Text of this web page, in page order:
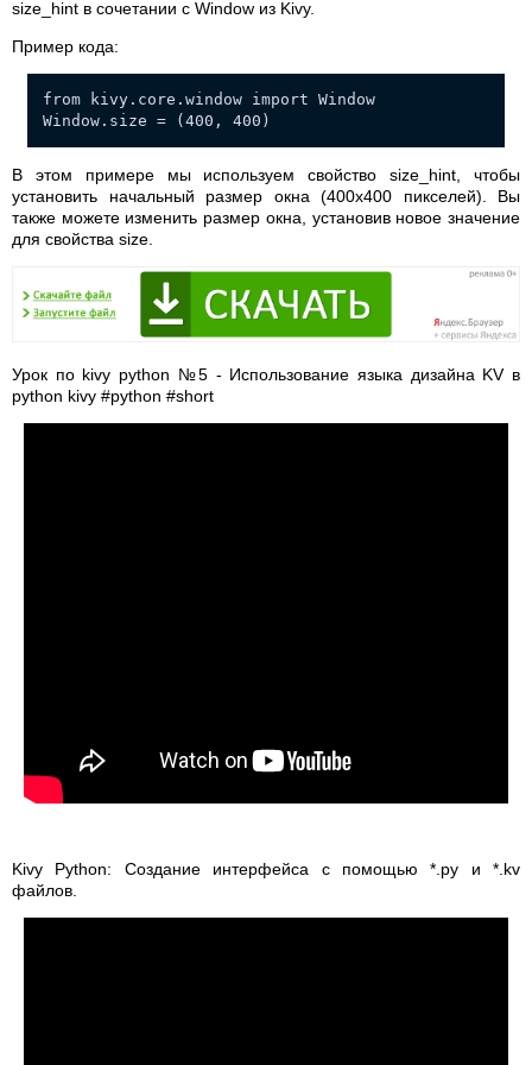
size_hint в сочетании с Window из Kivy.
Пример кода:
from kivy.core.window import Window
Window.size = (400, 400)
В этом примере мы используем свойство size_hint, чтобы
установить начальный размер окна (400x400 пикселей). Вы
также можете изменить размер окна, установив новое значение
для свойства size.
Урок по kivy python №5 - Использование языка дизайна KV в
python kivy #python #short
Kivy Python: Создание интерфейса с помощью *.py и *.kv
файлов.